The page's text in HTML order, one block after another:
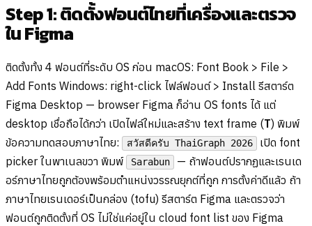
Step 1: ติดตั้งฟอนต์ไทยที่เครื่องและตรวจ
ใน Figma
ติดตั้งทั้ง 4 ฟอนต์ที่ระดับ OS ก่อน macOS: Font Book > File >
Add Fonts Windows: right-click ไฟล์ฟอนต์ > Install รีสตาร์ต
Figma Desktop — browser Figma ก็อ่าน OS fonts ได้ แต่
desktop เชื่อถือได้กว่า เปิดไฟล์ใหม่และสร้าง text frame (T) พิมพ์
ข้อความทดสอบภาษาไทย:
สวัสดีครับ ThaiGraph 2026
เปิด font
picker ในพาเนลขวา พิมพ์
Sarabun
— ถ้าฟอนต์ปรากฏและเรนเด
อร์ภาษาไทยถูกต้องพร้อมตำแหน่งวรรณยุกต์ที่ถูก การตั้งค่าดีแล้ว ถ้า
ภาษาไทยเรนเดอร์เป็นกล่อง (tofu) รีสตาร์ต Figma และตรวจว่า
ฟอนต์ถูกติดตั้งที่ OS ไม่ใช่แค่อยู่ใน cloud font list ของ Figma